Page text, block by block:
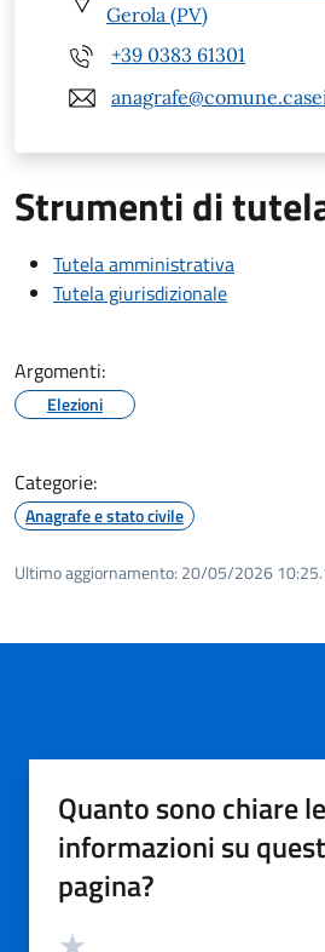
Gerola (PV)
+39 0383 61301
Strumenti di
Tutela amministrativa
Tutela giurisdizionale
Argomenti:
Elezioni
Categorie:
Anagrafe e stato civile
Ultimo aggiornamento: 20/05/2026
Quanto sono chiare le
informazioni su
pagina?
Valutazione